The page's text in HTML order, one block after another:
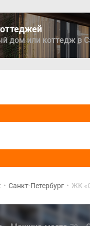
дом или коттедж в
• Санкт-Петербург • ЖК